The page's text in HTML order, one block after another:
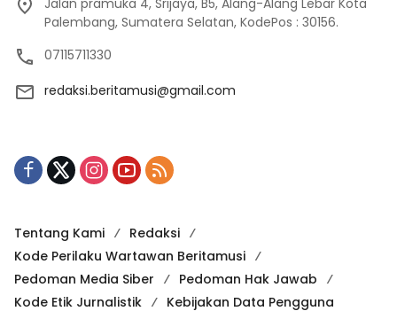
Palembang, Sumatera Selatan, KodePos : 30156.
07115711330
redaksi.beritamusi@gmail.com
Tentang Kami
Redaksi
Kode Perilaku Wartawan Beritamusi
Pedoman Media Siber
Pedoman Hak Jawab
Kode Etik Jurnalistik
Kebijakan Data Pengguna